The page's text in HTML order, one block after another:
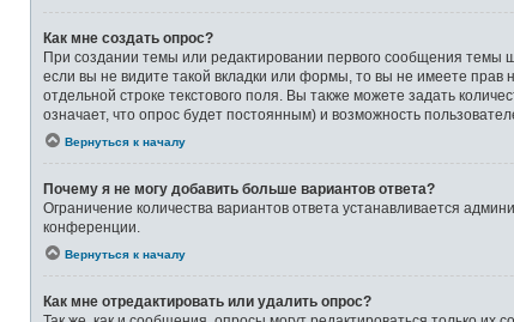
Как мне создать опрос?
При создании темы или редактировании первого сообщения темы
если вы не видите такой вкладки или формы, то вы не имеете прав
отдельной строке текстового поля. Вы также можете задать
означает, что опрос будет постоянным) и возможность
Вернуться к началу
Почему я не могу добавить больше вариантов ответа?
Ограничение количества вариантов ответа устанавливается
конференции.
Вернуться к началу
Как мне отредактировать или удалить опрос?